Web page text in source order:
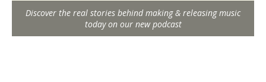
Discover the real stories behind making & releasing music
today on our new podcast